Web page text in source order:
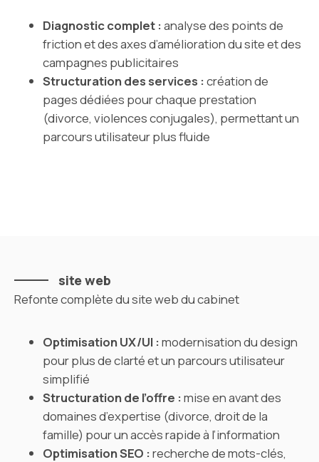
Diagnostic complet :analyse des points de
friction et des axes d’amélioration du site et des
campagnes publicitaires
Structuration des services :création de
pages dédiées pour chaque prestation
(divorce, violences conjugales), permettant un
parcours utilisateur plus fluide
site web
Refonte complète du site web du cabinet
Optimisation UX/UI :modernisation du design
pour plus de clarté et un parcours utilisateur
simplifié
Structuration de l’offre :mise en avant des
domaines d’expertise (divorce, droit de la
famille) pour un accès rapide à l’information
Optimisation SEO :recherche de mots-clés,